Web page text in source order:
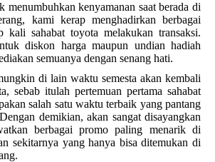
menumbuhkan kenyamanan saat berada di
kami kerap menghadirkan berbagai
kali sahabat toyota melakukan transaksi.
diskon harga maupun undian hadiah
semuanya dengan senang hati.
di lain waktu semesta akan kembali
sebab itulah pertemuan pertama sahabat
salah satu waktu terbaik yang pantang
demikian, akan sangat disayangkan
berbagai promo paling menarik di
sekitarnya yang hanya bisa ditemukan di